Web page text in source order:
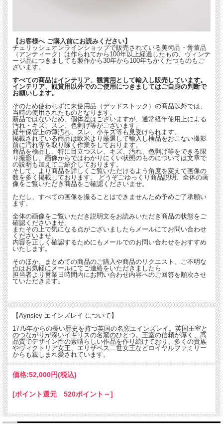
【お客様へ ご購入前にお読みください】
チェリッシュオンラインショップで販売されている美術品・骨董品
（アンティーク）は作られてから100年以上経過したもの、ヴィンテ
ージ品につきましても製作から30年から100年ちかくたつものもご
ざいます。
すべての商品はインテリア、観賞用として輸入し販売しています。
インテリア、観賞用以外でのご使用につきましてはご自身の判断で
お願いします。
そのため使われずに未使用品（デッドストック）の商品以外では、
当時の使用されたものとなります。
新品ではないため、個体差はございますが、通常経年使用上による
汚れ・キズ、スレ、色剥げ等がございます。
経年保管上の薄汚れ、スレ、小キズ等も見受けられます。
掲載されている商品は欧米より厳選して輸入し検品をおこない撮影
前に汚れ等を取り除く作業をしております。
商品を検品し、特に目立つスレ、キズ、汚れ、色剥げ等をできる限
り撮影し、画像からではわかりにくい状態のものについては文章で
の説明も加えてご紹介しております。
そして、より商品を詳しくご覧いただけるよう角度を変えて画像の
数を多く掲載しております。 どうぞごゆっくり商品説明、全体の画
像をご覧いただき商品をご確認くださいませ。
ただし、すべての画像を撮ることはできませんため予めご了承願い
ます。
全体の画像をご覧いただき説明文をお読みいただき商品の状態をご
確認くださいませ。
またその上で気になる点がございましたらメールにてお問い合わせ
くださいませ。
内容を正しく確認するためにもメールでのお問い合わせをおすすめ
いたします。
そのほか、まとめての商品のご購入や商品のリクエスト、ご不明な
点はお気軽にメールにてご連絡をいただきましたら
担当者より営業日時間内にお問い合わせ内容へのご回答を順次させ
ていただきます。
【Aynsley エインズレイ について】
1775年からの長い歴史を持つ英国の名窯エインズレイ。英国王室と
のつながりが深いイギリスの名窯のひとつ。王室の信頼が厚く、高
品質でデザイン性の素晴らしい作品を作り続けており、多くの貴族
やヴィクトリア女王、エリザベス二世女王などロイヤルファミリー
からも親しまれ愛されています。
価格:52,000円(税込)
[ポイント還元 520ポイント～]